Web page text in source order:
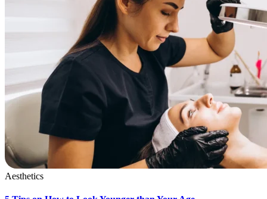
Aesthetics